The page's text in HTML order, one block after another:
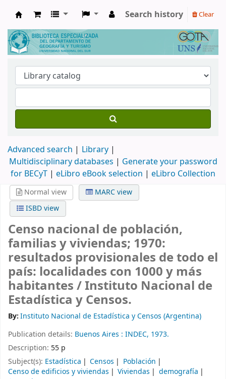
Biblioteca de Geografía y Turismo
Search history Clear
Advanced search
Library
Multidisciplinary databases | Generate your password
for BECyT | eLibro eBook selection | eLibro Collection
Normal view
MARC view
ISBD view
Censo nacional de población,
familias y viviendas; 1970:
resultados provisionales de todo el
país: localidades con 1000 y más
habitantes /Instituto Nacional de
Estadística y Censos.
By:Instituto Nacional de Estadística y Censos (Argentina)
Publication details: Buenos Aires : INDEC, 1973.
Description: 55 p
Subject(s): Estadística Censos
Población
Censo de edificios y viviendas
Viviendas
demografía